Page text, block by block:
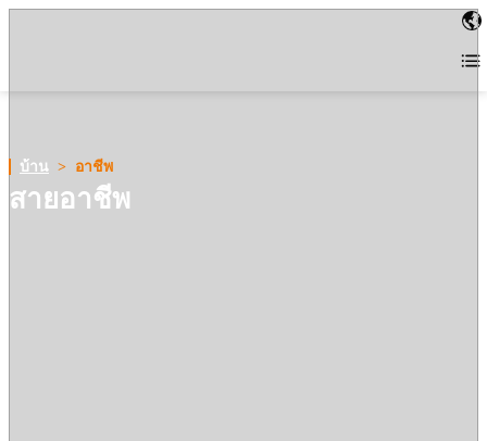
บ้าน > อาชีพ
สายอาชีพ